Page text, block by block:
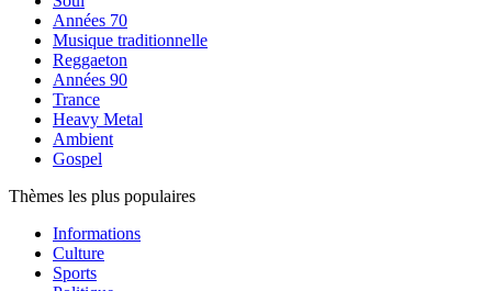
Années 70
Musique traditionnelle
Reggaeton
Années 90
Trance
Heavy Metal
Ambient
Gospel
Thèmes les plus populaires
Informations
Culture
Sports